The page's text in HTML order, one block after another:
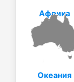
Африка
Океания